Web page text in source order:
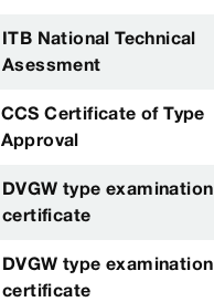
ITB National Technical
Asessment
CCS Certificate of Type
Approval
DVGW type examination
certificate
DVGW type examination
certificate